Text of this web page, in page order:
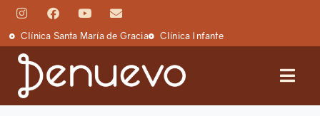
Clínica Santa María de Gracia Clínica Infante